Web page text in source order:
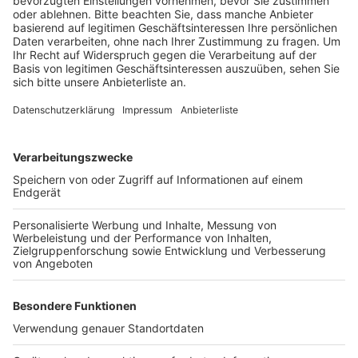
an der Christian-Dahmen-Straße.
Veröffentlicht:Dienstag, 11.06.2019 14:09
Anzeige
kostet zwischen 149 und 179 Euro und ist in den
Sommerferien vom 19. bis zum 23. August. Weitere
Infos gibt es
Anzeige